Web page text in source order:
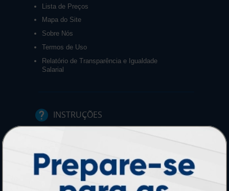
Lista de Preços
Mapa do Site
Sobre Nós
Termos de Uso
Relatório de Transparência e Igualdade
Salarial
INSTRUÇÕES
Como Comprar
Como exportar em PDF/X1-a
Entrega 12 Horas